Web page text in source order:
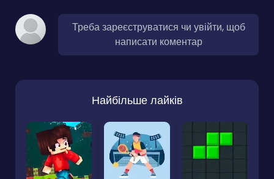
Треба зареєструватися чи увійти, щоб
написати коментар
Найбільше лайків